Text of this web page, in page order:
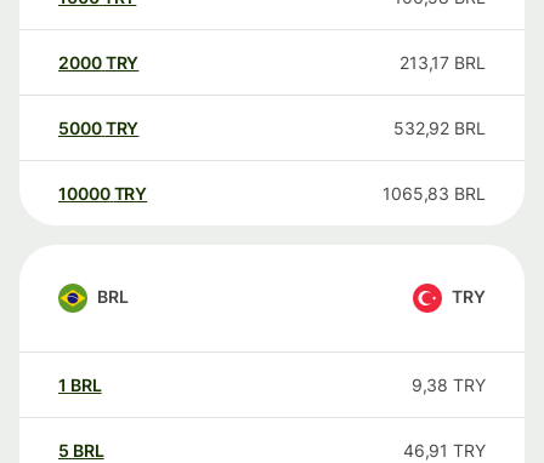
2000TRY 213,17 BRL
5000TRY 532,92 BRL
10000 TRY 1065,83 BRL
BRL TRY
1 BRL 9,38 TRY
5 BRL 46,91 TRY